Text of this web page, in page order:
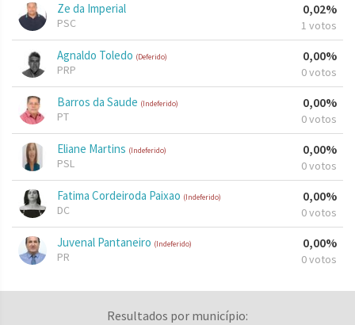
Ze da Imperial
PSC
0,02%
1 votos
Agnaldo Toledo (Deferido)
PRP
0,00%
0 votos
Barros da Saude (Indeferido)
PT
0,00%
0 votos
Eliane Martins (Indeferido)
PSL
0,00%
0 votos
Fatima Cordeiroda Paixao (Indeferido)
DC
0,00%
0 votos
Juvenal Pantaneiro (Indeferido)
PR
0,00%
0 votos
Resultados por município: